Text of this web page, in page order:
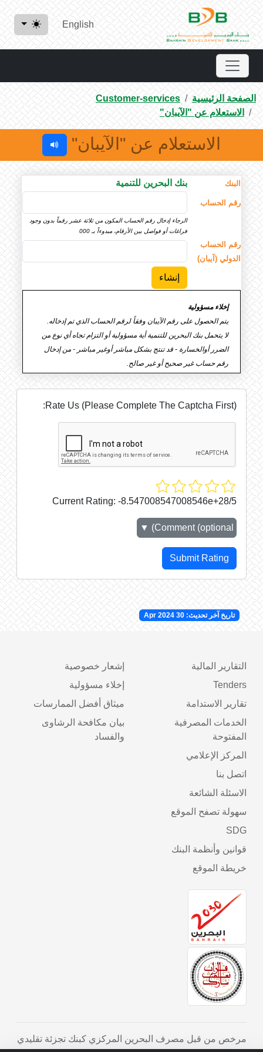
English
الصفحة الرئيسية
Customer-services
الاستعلام عن "الآيبان"
الاستعلام عن "الآيبان"
البنك بنك البحرين للتنمية
رقم الحساب
الرجاء إدخال رقم الحساب المكون من ثلاثة عشر رقماً بدون وجود
فراغات أو فواصل بين الأرقام، مبدوءاً بـ 000
رقم الحساب
الدولي (آيبان)
إخلاء مسؤولية
يتم الحصول على رقم الآيبان وفقاً لرقم الحساب الذي تم إدخاله.
لا يتحمل بنك البحرين للتنمية أية مسؤولية أو التزام تجاه أي نوع من
الضرر أوالخسارة - قد تنتج بشكل مباشر أوغير مباشر - من إدخال
رقم حساب غير صحيح أو غير صالح.
Rate Us (Please Complete The Captcha First):
Current Rating: -8.547008547008546e+28/5
Comment (optional)
▼
Submit Rating
تاريخ آخر تحديث: 30 Apr 2024
التقارير المالية
Tenders
تقارير الاستدامة
الخدمات المصرفية
المفتوحة
المركز الإعلامي
اتصل بنا
الاسئلة الشائعة
سهولة تصفح الموقع
SDG
قوانين وأنظمة البنك
خريطة الموقع
إشعار خصوصية
إخلاء مسؤولية
ميثاق أفضل الممارسات
بيان مكافحة الرشاوى
والفساد
مرخص من قبل مصرف البحرين المركزي كبنك تجزئة تقليدي